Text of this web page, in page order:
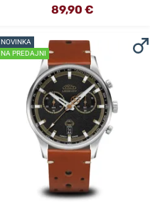
89,90 €
NOVINKA
NA PREDAJNI